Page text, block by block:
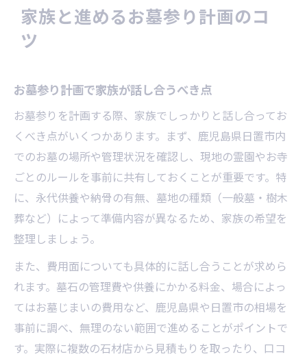
家族と進めるお墓参り計画のコ
ツ
お墓参り計画で家族が話し合うべき点
お墓参りを計画する際、家族でしっかりと話し合ってお
くべき点がいくつかあります。まず、鹿児島県日置市内
でのお墓の場所や管理状況を確認し、現地の霊園やお寺
ごとのルールを事前に共有しておくことが重要です。特
に、永代供養や納骨の有無、墓地の種類（一般墓・樹木
葬など）によって準備内容が異なるため、家族の希望を
整理しましょう。
また、費用面についても具体的に話し合うことが求めら
れます。墓石の管理費や供養にかかる料金、場合によっ
てはお墓じまいの費用など、鹿児島県や日置市の相場を
事前に調べ、無理のない範囲で進めることがポイントで
す。実際に複数の石材店から見積もりを取ったり、口コ